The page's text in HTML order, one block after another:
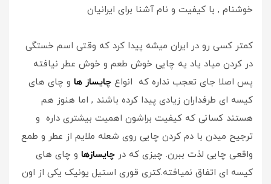
خوشنام , با کیفیت و نام آشنا برای ایرانیان
کمتر کسی رو در ایران میشه پیدا کرد که وقتی اسم خستگی
در کردن میاد یاد یه چایی خوش طعم و خوش عطر نیافته
پس اصلا جای تعجب نداره که انواع چایساز ها و چای های
کیسه ای طرفداران زیادی پیدا کرده باشند , اما هنوز هم
هستند کسانی که کیفیت براشون اهمیت بیشتری داره و
ترجیح میدن با دم کردن چایی روی شعله ملایم از عطر و طمع
واقعی چایی لذت ببرن. چیزی که در چایسازها و چای های
کیسه ای اتفاق نمیافته.کتری قوری استیل یونیک یکی از اون